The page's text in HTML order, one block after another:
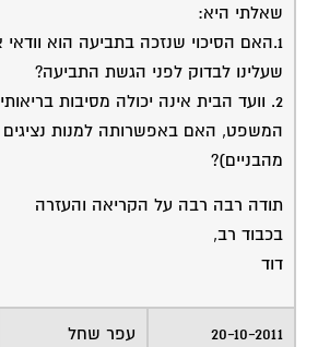
שאלתי היא:
1.האם הסיכוי שנזכה בתביעה הוא
שעלינו לבדוק לפני הגשת התביעה?
2. וועד הבית אינה יכולה מסיבות
מהבניים)?
תודה רבה רבה על הקריאה והעזרה
בכבוד רב,
דוד
20-10-2011
עפר שחל